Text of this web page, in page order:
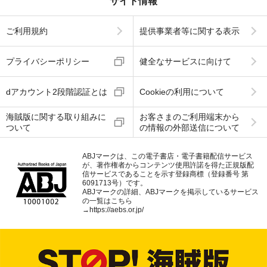
ご利用規約 提供事業者等に関する表示
プライバシーポリシー 健全なサービスに向けて
dアカウント2段階認証とは Cookieの利用について
海賊版に関する取り組みに
ついて
お客さまのご利用端末から
の情報の外部送信について
ABJマークは、この電子書店・電子書籍配信サービス
が、著作権者からコンテンツ使用許諾を得た正規版配
信サービスであることを示す登録商標（登録番号 第
6091713号）です。
ABJマークの詳細、ABJマークを掲示しているサービス
の一覧はこちら
→ https://aebs.or.jp/